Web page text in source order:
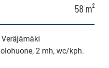
58 m²
2 mh, wc/kph.